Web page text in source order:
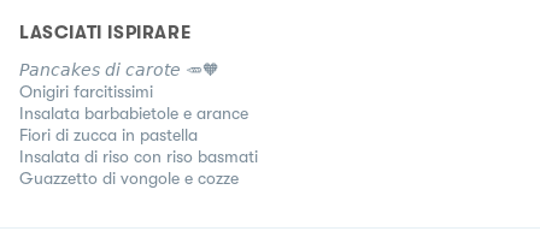
LASCIATI ISPIRARE
𝘗𝘢𝘯𝘤𝘢𝘬𝘦𝘴 𝘥𝘪 𝘤𝘢𝘳𝘰𝘵𝘦 🥕🧡
Onigiri farcitissimi
Insalata barbabietole e arance
Fiori di zucca in pastella
Insalata di riso con riso basmati
Guazzetto di vongole e cozze